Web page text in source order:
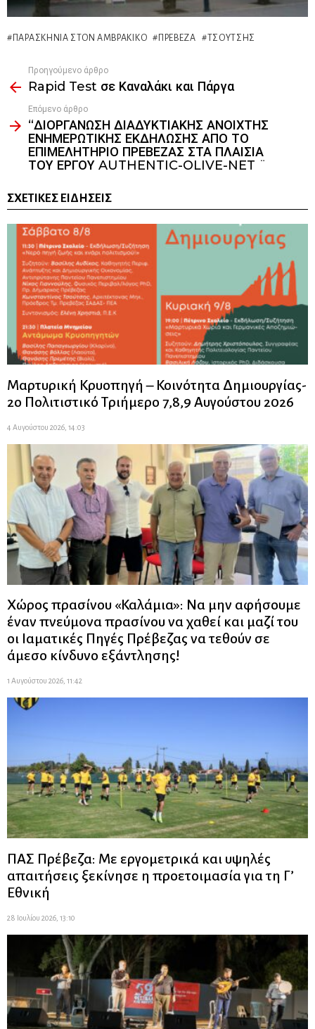
ΠΑΡΑΣΚΉΝΙΑ ΣΤΟΝ ΑΜΒΡΑΚΙΚΌ ΠΡΈΒΕΖΑ ΤΣΟΎΤΣΗΣ
more
Προηγούμενο άρθρο
Rapid Test σε Καναλάκι και Πάργα
Επόμενο άρθρο
“ΔΙΟΡΓΑΝΩΣΗ ΔΙΑΔΥΚΤΙΑΚΗΣ ΑΝΟΙΧΤΗΣ
ΕΝΗΜΕΡΩΤΙΚΗΣ ΕΚΔΗΛΩΣΗΣ ΑΠΟ ΤΟ
ΕΠΙΜΕΛΗΤΗΡΙΟ ΠΡΕΒΕΖΑΣ ΣΤΑ ΠΛΑΙΣΙΑ
ΤΟΥ ΕΡΓΟΥ AUTHENTIC-OLIVE-NET ̈
ΣΧΕΤΙΚΈΣ ΕΙΔΉΣΕΙΣ
Μαρτυρική Κρυοπηγή – Κοινότητα Δημιουργίας-
2ο Πολιτιστικό Τριήμερο 7,8,9 Αυγούστου 2026
4 Αυγούστου 2026, 14:03
Χώρος πρασίνου «Καλάμια»: Να μην αφήσουμε
έναν πνεύμονα πρασίνου να χαθεί και μαζί του
οι Ιαματικές Πηγές Πρέβεζας να τεθούν σε
άμεσο κίνδυνο εξάντλησης!
1 Αυγούστου 2026, 11:42
ΠΑΣ Πρέβεζα: Με εργομετρικά και υψηλές
απαιτήσεις ξεκίνησε η προετοιμασία για τη Γ’
Εθνική
28 Ιουλίου 2026, 13:10